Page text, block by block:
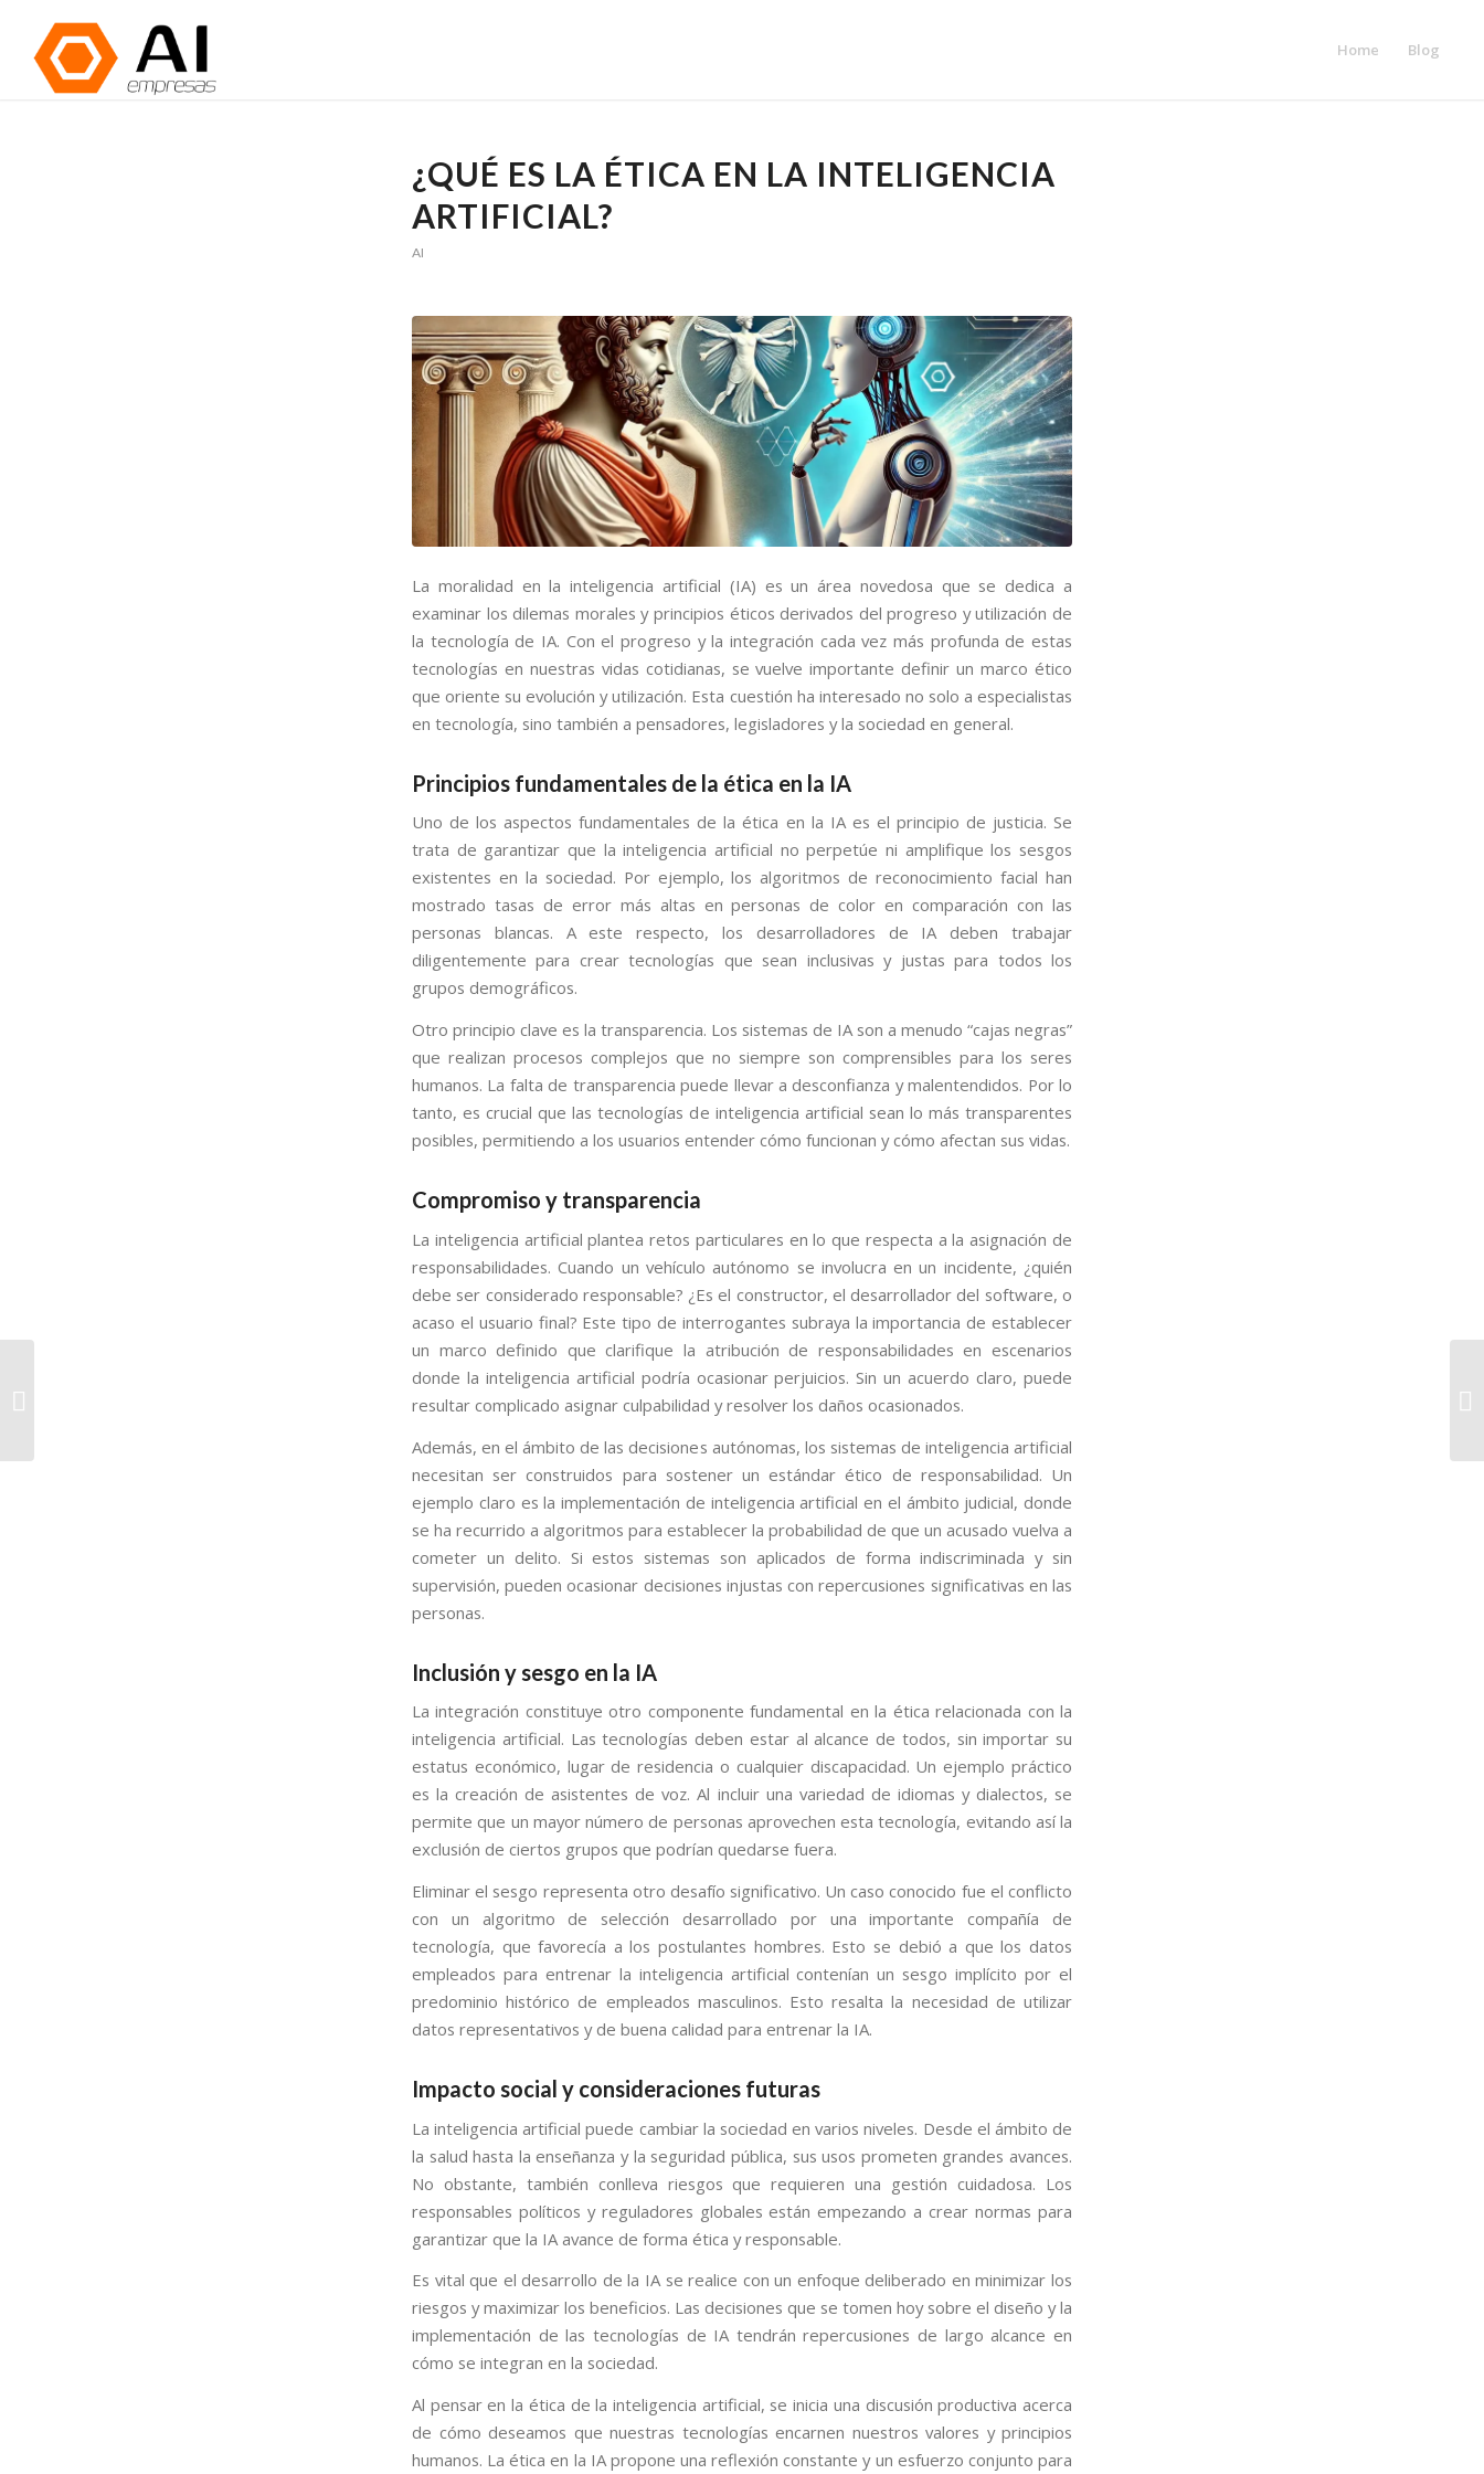
Home Blog
¿QUÉ ES LA ÉTICA EN LA INTELIGENCIA
ARTIFICIAL?
AI
La moralidad en la inteligencia artificial (IA) es un área novedosa que se dedica a
examinar los dilemas morales y principios éticos derivados del progreso y utilización de
la tecnología de IA. Con el progreso y la integración cada vez más profunda de estas
tecnologías en nuestras vidas cotidianas, se vuelve importante definir un marco ético
que oriente su evolución y utilización. Esta cuestión ha interesado no solo a especialistas
en tecnología, sino también a pensadores, legisladores y la sociedad en general.
Principios fundamentales de la ética en la IA
Uno de los aspectos fundamentales de la ética en la IA es el principio de justicia. Se
trata de garantizar que la inteligencia artificial no perpetúe ni amplifique los sesgos
existentes en la sociedad. Por ejemplo, los algoritmos de reconocimiento facial han
mostrado tasas de error más altas en personas de color en comparación con las
personas blancas. A este respecto, los desarrolladores de IA deben trabajar
diligentemente para crear tecnologías que sean inclusivas y justas para todos los
grupos demográficos.
Otro principio clave es la transparencia. Los sistemas de IA son a menudo “cajas negras”
que realizan procesos complejos que no siempre son comprensibles para los seres
humanos. La falta de transparencia puede llevar a desconfianza y malentendidos. Por lo
tanto, es crucial que las tecnologías de inteligencia artificial sean lo más transparentes
posibles, permitiendo a los usuarios entender cómo funcionan y cómo afectan sus vidas.
Compromiso y transparencia
La inteligencia artificial plantea retos particulares en lo que respecta a la asignación de
responsabilidades. Cuando un vehículo autónomo se involucra en un incidente, ¿quién
debe ser considerado responsable? ¿Es el constructor, el desarrollador del software, o
acaso el usuario final? Este tipo de interrogantes subraya la importancia de establecer
un marco definido que clarifique la atribución de responsabilidades en escenarios
donde la inteligencia artificial podría ocasionar perjuicios. Sin un acuerdo claro, puede
resultar complicado asignar culpabilidad y resolver los daños ocasionados.
Además, en el ámbito de las decisiones autónomas, los sistemas de inteligencia artificial
necesitan ser construidos para sostener un estándar ético de responsabilidad. Un
ejemplo claro es la implementación de inteligencia artificial en el ámbito judicial, donde
se ha recurrido a algoritmos para establecer la probabilidad de que un acusado vuelva a
cometer un delito. Si estos sistemas son aplicados de forma indiscriminada y sin
supervisión, pueden ocasionar decisiones injustas con repercusiones significativas en las
personas.
Inclusión y sesgo en la IA
La integración constituye otro componente fundamental en la ética relacionada con la
inteligencia artificial. Las tecnologías deben estar al alcance de todos, sin importar su
estatus económico, lugar de residencia o cualquier discapacidad. Un ejemplo práctico
es la creación de asistentes de voz. Al incluir una variedad de idiomas y dialectos, se
permite que un mayor número de personas aprovechen esta tecnología, evitando así la
exclusión de ciertos grupos que podrían quedarse fuera.
Eliminar el sesgo representa otro desafío significativo. Un caso conocido fue el conflicto
con un algoritmo de selección desarrollado por una importante compañía de
tecnología, que favorecía a los postulantes hombres. Esto se debió a que los datos
empleados para entrenar la inteligencia artificial contenían un sesgo implícito por el
predominio histórico de empleados masculinos. Esto resalta la necesidad de utilizar
datos representativos y de buena calidad para entrenar la IA.
Impacto social y consideraciones futuras
La inteligencia artificial puede cambiar la sociedad en varios niveles. Desde el ámbito de
la salud hasta la enseñanza y la seguridad pública, sus usos prometen grandes avances.
No obstante, también conlleva riesgos que requieren una gestión cuidadosa. Los
responsables políticos y reguladores globales están empezando a crear normas para
garantizar que la IA avance de forma ética y responsable.
Es vital que el desarrollo de la IA se realice con un enfoque deliberado en minimizar los
riesgos y maximizar los beneficios. Las decisiones que se tomen hoy sobre el diseño y la
implementación de las tecnologías de IA tendrán repercusiones de largo alcance en
cómo se integran en la sociedad.
Al pensar en la ética de la inteligencia artificial, se inicia una discusión productiva acerca
de cómo deseamos que nuestras tecnologías encarnen nuestros valores y principios
humanos. La ética en la IA propone una reflexión constante y un esfuerzo conjunto para